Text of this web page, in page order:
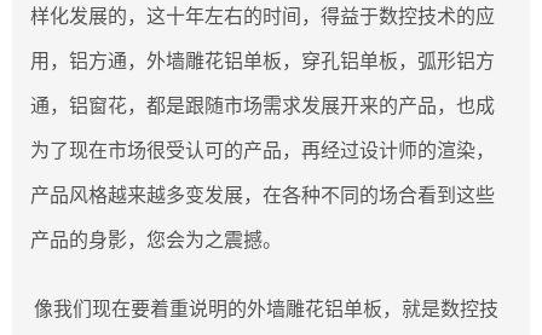
样化发展的，这十年左右的时间，得益于数控技术的应
用，铝方通，外墙雕花铝单板，穿孔铝单板，弧形铝方
通，铝窗花，都是跟随市场需求发展开来的产品，也成
为了现在市场很受认可的产品，再经过设计师的渲染，
产品风格越来越多变发展，在各种不同的场合看到这些
产品的身影，您会为之震撼。
像我们现在要着重说明的外墙雕花铝单板，就是数控技